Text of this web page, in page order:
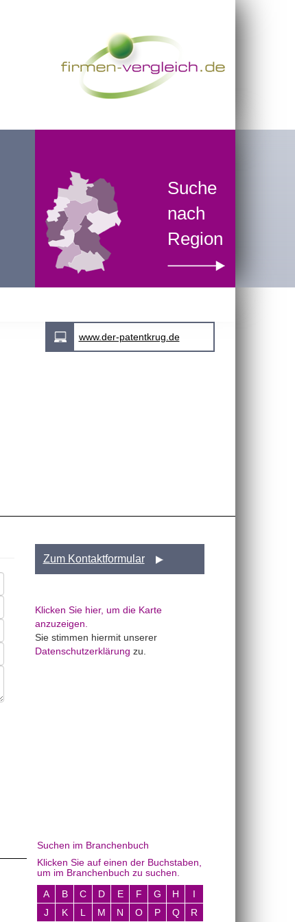
Suche
nach
Region
www.der-patentkrug.de
Zum Kontaktformular
Klicken Sie hier, um die Karte
anzuzeigen.
Sie stimmen hiermit unserer
Datenschutzerklärung zu.
Suchen im Branchenbuch
Klicken Sie auf einen der Buchstaben,
um im Branchenbuch zu suchen.
A
B C D E F G H
I
J
K L M N O P Q R